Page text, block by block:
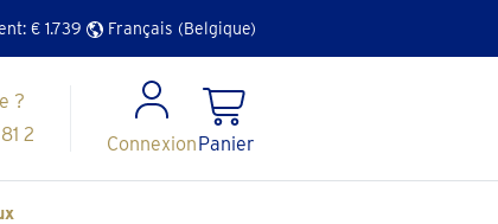
€ 1.739 Français (Belgique)
?
2
ConnexionPanier